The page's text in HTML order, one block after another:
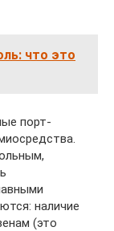
что это
порт-
наличие
(это